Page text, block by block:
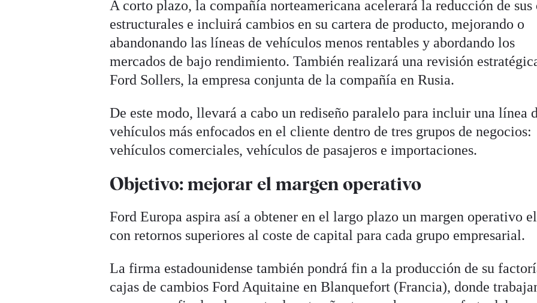
A corto plazo, la compañía norteamericana acelerará la reducción de sus
estructurales e incluirá cambios en su cartera de producto, mejorando o
abandonando las líneas de vehículos menos rentables y abordando los
mercados de bajo rendimiento. También realizará una revisión
Ford Sollers, la empresa conjunta de la compañía en Rusia.
De este modo, llevará a cabo un rediseño paralelo para incluir una línea
vehículos más enfocados en el cliente dentro de tres grupos de negocios:
vehículos comerciales, vehículos de pasajeros e importaciones.
Objetivo: mejorar el margen operativo
Ford Europa aspira así a obtener en el largo plazo un margen operativo
con retornos superiores al coste de capital para cada grupo empresarial.
La firma estadounidense también pondrá fin a la producción de su
cajas de cambios Ford Aquitaine en Blanquefort (Francia), donde